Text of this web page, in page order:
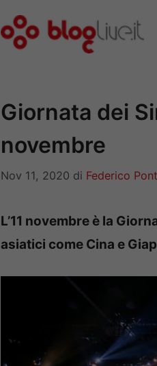
Giornata dei
novembre
Nov 11, 2020 di Federico
L’11 novembre è la
asiatici come Cina e